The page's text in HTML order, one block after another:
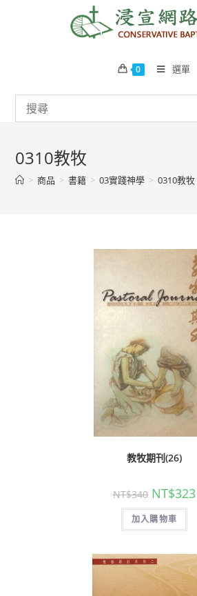
0 選單
0310教牧
> 商品 > 書籍 > 03實踐神學 > 0310教牧
教牧期刊(26)
NT$340 NT$323
加入購物車